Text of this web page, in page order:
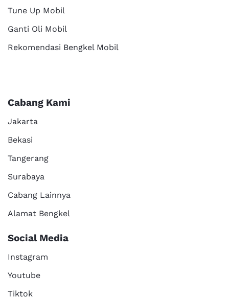
Tune Up Mobil
Ganti Oli Mobil
Rekomendasi Bengkel Mobil
Cabang Kami
Jakarta
Bekasi
Tangerang
Surabaya
Cabang Lainnya
Alamat Bengkel
Social Media
Instagram
Youtube
Tiktok